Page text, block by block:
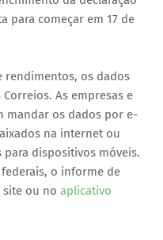
para começar em 17 de
rendimentos, os dados
As empresas e
mandar os dados por e-
na internet ou
dispositivos móveis.
o informe de
ou no aplicativo